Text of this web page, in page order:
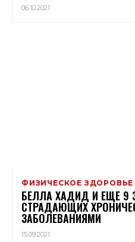
06.10.2021
ФИЗИЧЕСКОЕ ЗДОРОВЬЕ
БЕЛЛА ХАДИД И ЕЩЕ 9
СТРАДАЮЩИХ
ЗАБОЛЕВАНИЯМИ
15.09.2021